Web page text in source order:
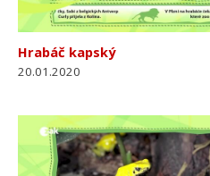
Hrabáč kapský
20.01.2020